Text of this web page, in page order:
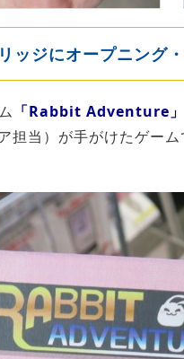
ッジにオープニング
「Rabbit Adventure」
担当）が手がけたゲーム